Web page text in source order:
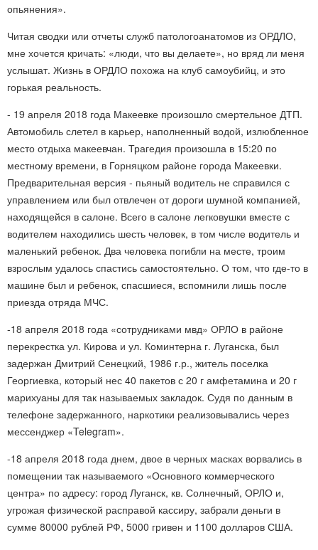
опьянения».
Читая сводки или отчеты служб патологоанатомов из ОРДЛО,
мне хочется кричать: «люди, что вы делаете», но вряд ли меня
услышат. Жизнь в ОРДЛО похожа на клуб самоубийц, и это
горькая реальность.
- 19 апреля 2018 года Макеевке произошло смертельное ДТП.
Автомобиль слетел в карьер, наполненный водой, излюбленное
место отдыха макеевчан. Трагедия произошла в 15:20 по
местному времени, в Горняцком районе города Макеевки.
Предварительная версия - пьяный водитель не справился с
управлением или был отвлечен от дороги шумной компанией,
находящейся в салоне. Всего в салоне легковушки вместе с
водителем находились шесть человек, в том числе водитель и
маленький ребенок. Два человека погибли на месте, троим
взрослым удалось спастись самостоятельно. О том, что где-то в
машине был и ребенок, спасшиеся, вспомнили лишь после
приезда отряда МЧС.
-18 апреля 2018 года «сотрудниками мвд» ОРЛО в районе
перекрестка ул. Кирова и ул. Коминтерна г. Луганска, был
задержан Дмитрий Сенецкий, 1986 г.р., житель поселка
Георгиевка, который нес 40 пакетов с 20 г амфетамина и 20 г
марихуаны для так называемых закладок. Судя по данным в
телефоне задержанного, наркотики реализовывались через
мессенджер «Telegram».
-18 апреля 2018 года днем, двое в черных масках ворвались в
помещении так называемого «Основного коммерческого
центра» по адресу: город Луганск, кв. Солнечный, ОРЛО и,
угрожая физической расправой кассиру, забрали деньги в
сумме 80000 рублей РФ, 5000 гривен и 1100 долларов США.